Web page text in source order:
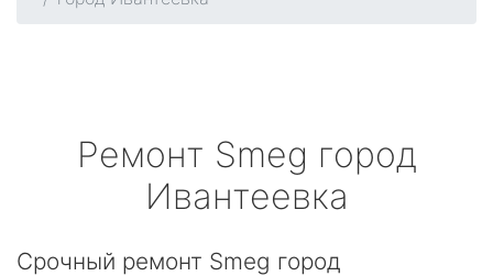
Ремонт Smeg город
Ивантеевка
Срочный ремонт Smeg город